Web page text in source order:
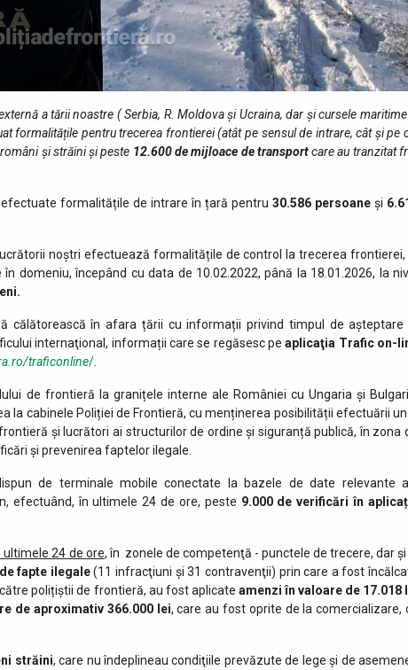
a tării noastre ( Serbia, R. Moldova și Ucraina, dar și cursele
formalitățile pentru trecerea frontierei (atât pe sensul de intrare, cât şi pe
și străini şi peste 12.600de mijloace de transportcare au tranzitat
formalitățile de intrare în țară pentru 30.586 persoane și
noștri efectuează formalitățile de control la trecerea frontierei,
domeniu, începând cu data de 10.02.2022, până la 18.01.2026, la
călătorească în afara țării cu informații privind timpul de așteptare
internaţional, informații care se regăsesc peaplicaţia Trafic on-
traficonline/
de frontieră la granițele interne ale României cu Ungaria și
la cabinele Poliției de Frontieră, cu menținerea posibilității efectuării
și lucrători ai structurilor de ordine și siguranță publică, în zona
și prevenirea faptelor ilegale.
de terminale mobile conectate la bazele de date relevante
efectuând, în ultimele 24 de ore, peste 9.000 de verificări în
ultimele 24 de ore, în zonele de competenţă - punctele de trecere, dar şi
fapte ilegale(11 infracţiuni şi 31 contravenţii) prin care a fost
polițiștii de frontieră, au fost aplicate amenzi în valoare de 17.018
de aproximativ 366.000 lei, care au fost oprite de la comercializare,
străini, care nu îndeplineau condiţiile prevăzute de lege şi de